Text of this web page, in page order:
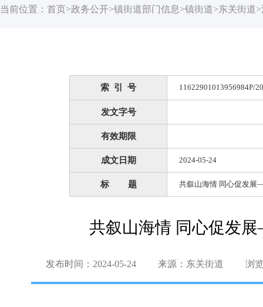
当前位置： 首页>政务公开>镇街道部门信息>镇街道>东关街道>
索 引 号 11622901013956984P/
发文字号
有效期限
成文日期 2024-05-24
标 题 共叙山海情 同心促发展
共叙山海情 同心促发
发布时间：2024-05-24 来源：东关街道 浏